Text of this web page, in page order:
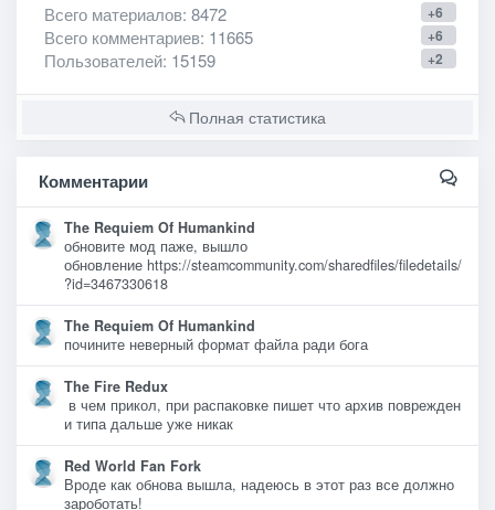
+6
Всего материалов: 8472
+6
Всего комментариев: 11665
+2
Пользователей: 15159
Полная статистика
Комментарии
The Requiem Of Humankind
обновите мод паже, вышло
обновление https://steamcommunity.com/sharedfiles/filedetails/
?id=3467330618
The Requiem Of Humankind
почините неверный формат файла ради бога
The Fire Redux
в чем прикол, при распаковке пишет что архив поврежден
и типа дальше уже никак
Red World Fan Fork
Вроде как обнова вышла, надеюсь в этот раз все должно
зароботать!